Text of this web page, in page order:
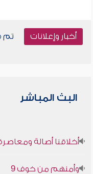
أخبار وإعلانات
تم
البث المباشر
أخلاقنا أصالة
وأمنهم من خوف 9